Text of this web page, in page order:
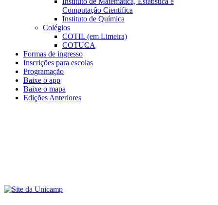
Computação Científica
Instituto de Química
Colégios
COTIL (em Limeira)
COTUCA
Formas de ingresso
Inscrições para escolas
Programação
Baixe o app
Baixe o mapa
Edições Anteriores